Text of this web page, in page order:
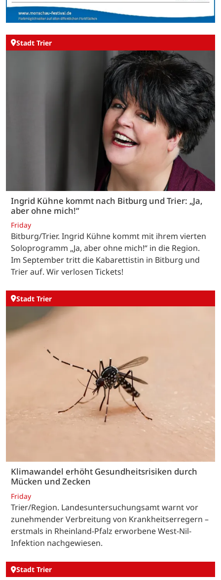
Stadt Trier
Ingrid Kühne kommt nach Bitburg und Trier: „Ja,
aber ohne mich!“
Friday
Bitburg/Trier. Ingrid Kühne kommt mit ihrem vierten
Soloprogramm „Ja, aber ohne mich!“ in die Region.
Im September tritt die Kabarettistin in Bitburg und
Trier auf. Wir verlosen Tickets!
Stadt Trier
Klimawandel erhöht Gesundheitsrisiken durch
Mücken und Zecken
Friday
Trier/Region. Landesuntersuchungsamt warnt vor
zunehmender Verbreitung von Krankheitserregern –
erstmals in Rheinland-Pfalz erworbene West-Nil-
Infektion nachgewiesen.
Stadt Trier